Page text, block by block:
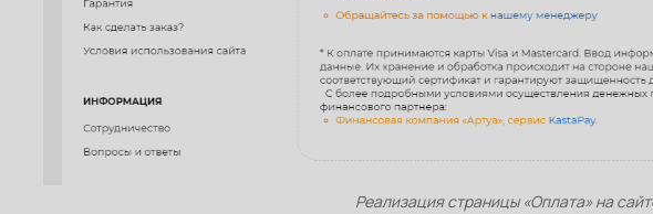
Реализация страницы «Оплата» на